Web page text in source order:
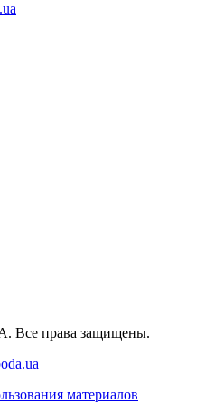
Все права защищены.
материалов